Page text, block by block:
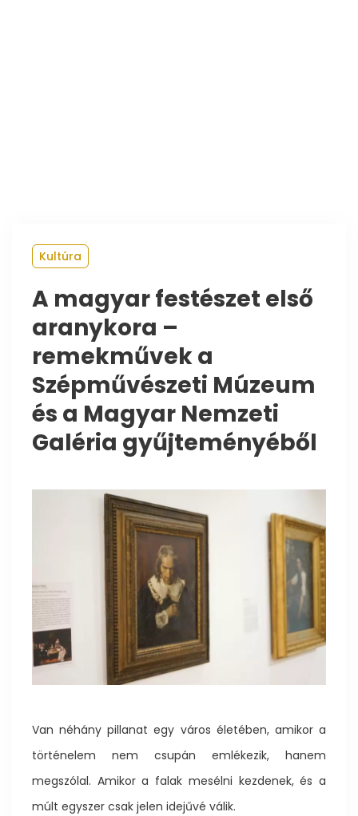
Kultúra
A magyar festészet első
aranykora –
remekművek a
Szépművészeti Múzeum
és a Magyar Nemzeti
Galéria gyűjteményéből
Van néhány pillanat egy város életében, amikor a
történelem nem csupán emlékezik, hanem
megszólal. Amikor a falak mesélni kezdenek, és a
múlt egyszer csak jelen idejűvé válik.